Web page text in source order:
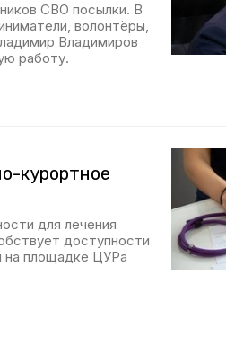
СВО посылки. В
волонтёры,
Владимиров
работу.
курортное
для лечения
доступности
на площадке ЦУРа